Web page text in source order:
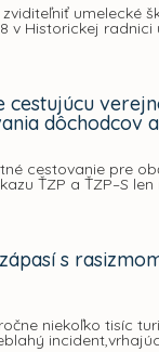
umelecké
v Historickej
cestujúcu
dôchodcov
cestovanie pre
ŤZP a ŤZP–S
s
niekoľko tisíc